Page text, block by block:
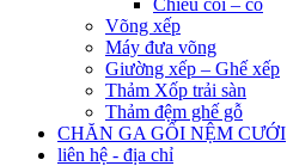
Võng xếp
Máy đưa võng
Giường xếp – Ghế xếp
Thảm Xốp trải sàn
Thảm đệm ghế gỗ
CHĂN GA GỐI NỆM CƯỚI
liên hệ - địa chỉ